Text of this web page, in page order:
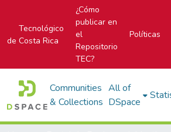
Tecnológico
de Costa Rica
¿Cómo
publicar en
el
Repositorio
TEC?
Políticas
Communities
& Collections
All of
DSpace